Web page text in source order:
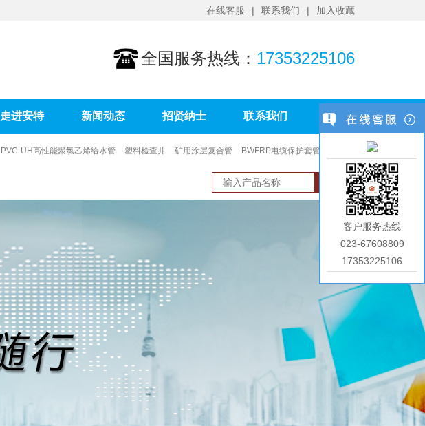
在线客服 联系我们 加入收藏
全国服务热线： 17353225106
走进安特 新闻动态 招贤纳士 联系我们
PVC-UH高性能聚氯乙烯给水管 塑料检查井 矿用涂层复合管 BWFRP电缆保护套管
客户服务热线
023-67608809
17353225106